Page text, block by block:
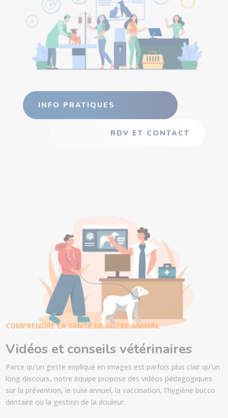
INFO PRATIQUES
RDV ET CONTACT
Vidéos et conseils vétérinaires
COMPRENDRE LA SANTÉ DE VOTRE ANIMAL
Parce qu’un geste expliqué en images est parfois plus clair qu’un
long discours, notre équipe propose des vidéos pédagogiques
sur la prévention, le suivi annuel, la vaccination, l’hygiène bucco
dentaire ou la gestion de la douleur.